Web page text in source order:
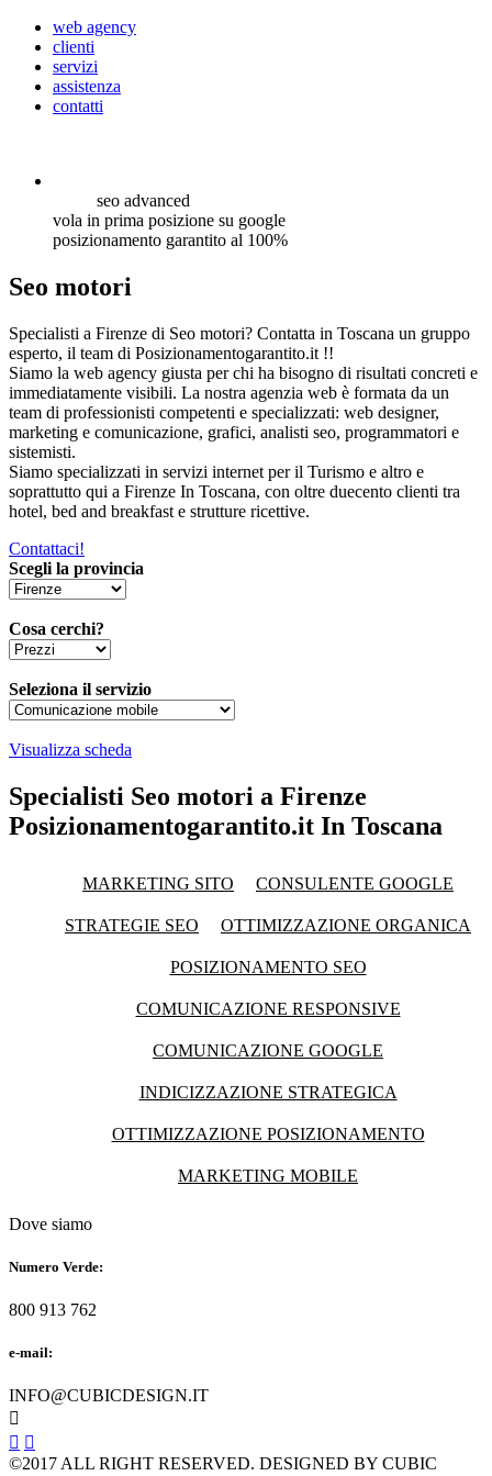
web agency
clienti
servizi
assistenza
contatti
seo advanced
vola in prima posizione su google
posizionamento garantito al 100%
Seo motori
Specialisti a Firenze di Seo motori? Contatta in Toscana un gruppo
esperto, il team di Posizionamentogarantito.it !!
Siamo la web agency giusta per chi ha bisogno di risultati concreti e
immediatamente visibili. La nostra agenzia web è formata da un
team di professionisti competenti e specializzati: web designer,
marketing e comunicazione, grafici, analisti seo, programmatori e
sistemisti.
Siamo specializzati in servizi internet per il Turismo e altro e
soprattutto qui a Firenze In Toscana, con oltre duecento clienti tra
hotel, bed and breakfast e strutture ricettive.
Contattaci!
Scegli la provincia
Cosa cerchi?
Seleziona il servizio
Visualizza scheda
Specialisti Seo motori a Firenze
Posizionamentogarantito.it In Toscana
MARKETING SITO CONSULENTE GOOGLE
STRATEGIE SEO OTTIMIZZAZIONE ORGANICA
POSIZIONAMENTO SEO
COMUNICAZIONE RESPONSIVE
COMUNICAZIONE GOOGLE
INDICIZZAZIONE STRATEGICA
OTTIMIZZAZIONE POSIZIONAMENTO
MARKETING MOBILE
Dove siamo
Numero Verde:
800 913 762
e-mail:
INFO@CUBICDESIGN.IT

 
©2017 ALL RIGHT RESERVED. DESIGNED BY CUBIC